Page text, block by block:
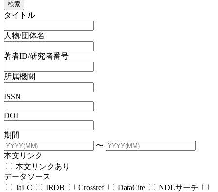
検索
タイトル
人物/団体名
著者ID/研究者番号
所属機関
ISSN
DOI
期間
〜
本文リンク
本文リンクあり
データソース
JaLC
IRDB Crossref DataCite
NDLサーチ